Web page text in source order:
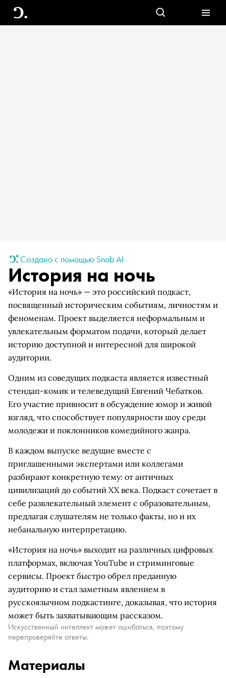
Создано с помощью Snob AI
История на ночь
«История на ночь» — это российский подкаст,
посвященный историческим событиям, личностям и
феноменам. Проект выделяется неформальным и
увлекательным форматом подачи, который делает
историю доступной и интересной для широкой
аудитории.
Одним из соведущих подкаста является известный
стендап-комик и телеведущий Евгений Чебатков.
Его участие привносит в обсуждение юмор и живой
взгляд, что способствует популярности шоу среди
молодежи и поклонников комедийного жанра.
В каждом выпуске ведущие вместе с
приглашенными экспертами или коллегами
разбирают конкретную тему: от античных
цивилизаций до событий XX века. Подкаст сочетает в
себе развлекательный элемент с образовательным,
предлагая слушателям не только факты, но и их
небанальную интерпретацию.
«История на ночь» выходит на различных цифровых
платформах, включая YouTube и стриминговые
сервисы. Проект быстро обрел преданную
аудиторию и стал заметным явлением в
русскоязычном подкастинге, доказывая, что история
может быть захватывающим рассказом.
Искусственный интеллект может ошибаться, поэтому
перепроверяйте ответы.
Материалы